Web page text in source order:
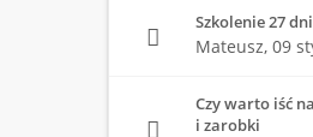
Szkolenie 27
Mateusz, 09
Czy warto iść
i zarobki